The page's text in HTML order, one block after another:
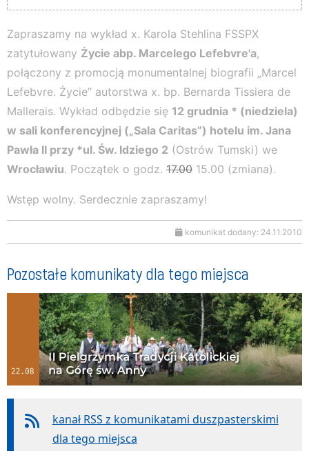
Zapraszamy na wykład x. Karola Stehlina FSSPX
zatytułowany Życie abp. Marcelego Lefebvre'a,
połączony z promocją monumentalnej biografii „Marcel
Lefebvre. Życie” autorstwa x. bp. Bernarda Tissiera de
Mallerais. Wykład odbędzie się 12 grudnia * (niedziela)
w sali konferencyjnej („Sala Caritas”) hotelu im. Jana
Pawła II przy *ul. Św. Idziego 2 (Ostrów Tumski) we
Wrocławiu. Początek o godz. 17.00 15.00 (zmiana).
Wstęp wolny. Serdecznie zapraszamy!
komunikat dodany: 24.11.2010
Pozostałe komunikaty dla tego miejsca
kanał RSS z komunikatami duszpasterskimi
dla tego miejsca